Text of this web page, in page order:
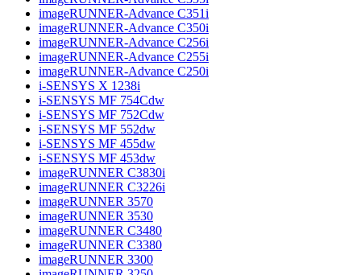
imageRUNNER-Advance C351i
imageRUNNER-Advance C350i
imageRUNNER-Advance C256i
imageRUNNER-Advance C255i
imageRUNNER-Advance C250i
i-SENSYS X 1238i
i-SENSYS MF 754Cdw
i-SENSYS MF 752Cdw
i-SENSYS MF 552dw
i-SENSYS MF 455dw
i-SENSYS MF 453dw
imageRUNNER C3830i
imageRUNNER C3226i
imageRUNNER 3570
imageRUNNER 3530
imageRUNNER C3480
imageRUNNER C3380
imageRUNNER 3300